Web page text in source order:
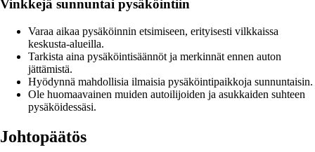
Vinkkejä sunnuntai pysäköintiin
Varaa aikaa pysäköinnin etsimiseen, erityisesti vilkkaissa
keskusta-alueilla.
Tarkista aina pysäköintisäännöt ja merkinnät ennen auton
jättämistä.
Hyödynnä mahdollisia ilmaisia pysäköintipaikkoja sunnuntaisin.
Ole huomaavainen muiden autoilijoiden ja asukkaiden suhteen
pysäköidessäsi.
Johtopäätös